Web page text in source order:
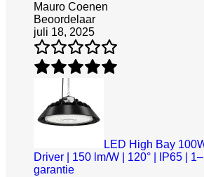
Mauro Coenen
Beoordelaar
juli 18, 2025
LED High Bay
Driver | 150 lm/W | 120° | IP65 |
garantie